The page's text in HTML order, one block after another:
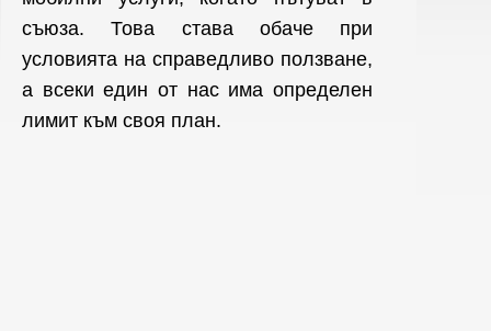
съюза. Това става обаче при
условията на справедливо ползване,
а всеки един от нас има определен
лимит към своя план.